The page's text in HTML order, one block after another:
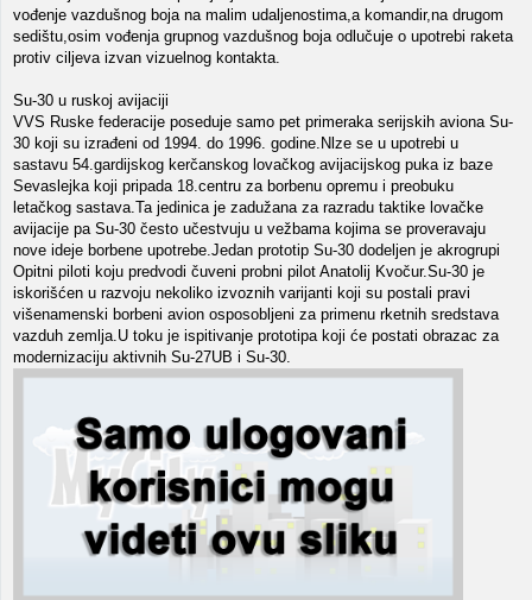
vođenje vazdušnog boja na malim udaljenostima,a komandir,na drugom
sedištu,osim vođenja grupnog vazdušnog boja odlučuje o upotrebi raketa
protiv ciljeva izvan vizuelnog kontakta.
Su-30 u ruskoj avijaciji
VVS Ruske federacije poseduje samo pet primeraka serijskih aviona Su-
30 koji su izrađeni od 1994. do 1996. godine.Nlze se u upotrebi u
sastavu 54.gardijskog kerčanskog lovačkog avijacijskog puka iz baze
Sevaslejka koji pripada 18.centru za borbenu opremu i preobuku
letačkog sastava.Ta jedinica je zadužana za razradu taktike lovačke
avijacije pa Su-30 često učestvuju u vežbama kojima se proveravaju
nove ideje borbene upotrebe.Jedan prototip Su-30 dodeljen je akrogrupi
Opitni piloti koju predvodi čuveni probni pilot Anatolij Kvočur.Su-30 je
iskorišćen u razvoju nekoliko izvoznih varijanti koji su postali pravi
višenamenski borbeni avion osposobljeni za primenu rketnih sredstava
vazduh zemlja.U toku je ispitivanje prototipa koji će postati obrazac za
modernizaciju aktivnih Su-27UB i Su-30.